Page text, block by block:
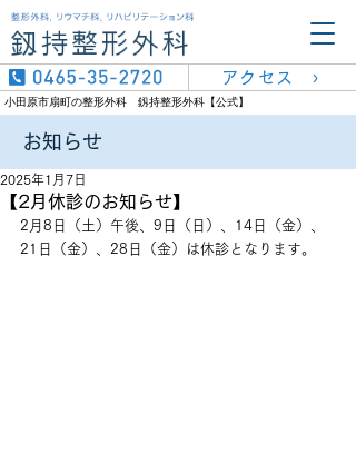
アクセス ›
小田原市扇町の整形外科 釼持整形外科【公式】
​お知らせ
【2月休診のお知らせ】
2025年1月7日
2月8日（土）午後、9日（日）、14日（金）、
21日（金）、28日（金）は休診となります。